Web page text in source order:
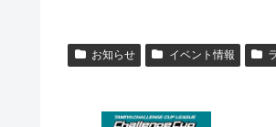
お知らせ イベント情報